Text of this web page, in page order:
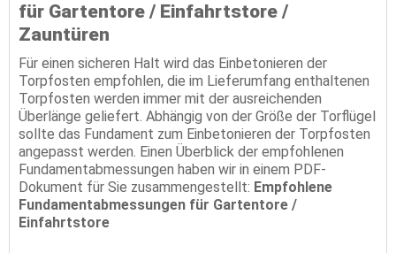
für Gartentore / Einfahrtstore /
Zauntüren
Für einen sicheren Halt wird das Einbetonieren der
Torpfosten empfohlen, die im Lieferumfang enthaltenen
Torpfosten werden immer mit der ausreichenden
Überlänge geliefert. Abhängig von der Größe der Torflügel
sollte das Fundament zum Einbetonieren der Torpfosten
angepasst werden. Einen Überblick der empfohlenen
Fundamentabmessungen haben wir in einem PDF-
Dokument für Sie zusammengestellt: Empfohlene
Fundamentabmessungen für Gartentore /
Einfahrtstore